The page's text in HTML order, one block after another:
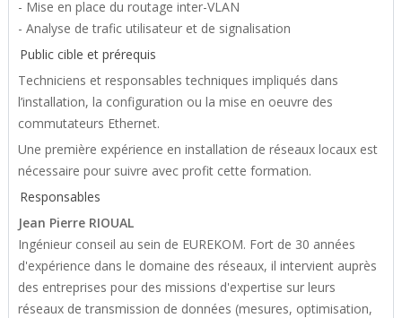
- Mise en place du routage inter-VLAN
- Analyse de trafic utilisateur et de signalisation
Public cible et prérequis
Techniciens et responsables techniques impliqués dans
l’installation, la configuration ou la mise en oeuvre des
commutateurs Ethernet.
Une première expérience en installation de réseaux locaux est
nécessaire pour suivre avec profit cette formation.
Responsables
Jean Pierre RIOUAL
Ingénieur conseil au sein de EUREKOM. Fort de 30 années
d'expérience dans le domaine des réseaux, il intervient auprès
des entreprises pour des missions d'expertise sur leurs
réseaux de transmission de données (mesures, optimisation,